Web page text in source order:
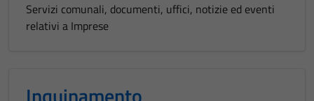
Servizi comunali, documenti, uffici, notizie ed eventi
relativi a Imprese